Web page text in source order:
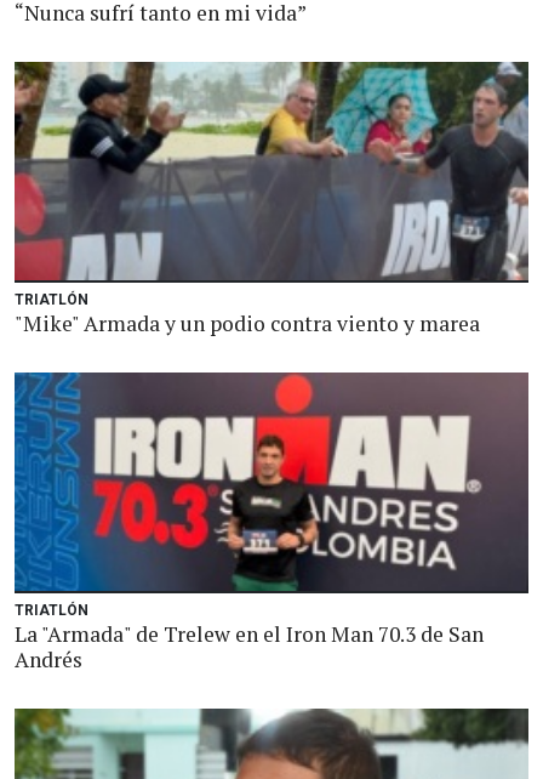
“Nunca sufrí tanto en mi vida”
TRIATLÓN
"Mike" Armada y un podio contra viento y marea
TRIATLÓN
La "Armada" de Trelew en el Iron Man 70.3 de San
Andrés